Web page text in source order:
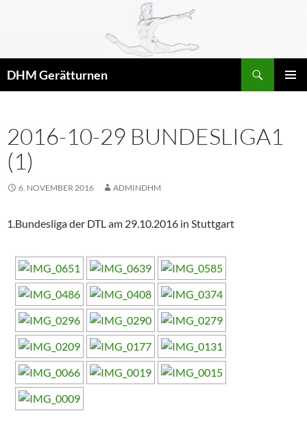
DHM Gerätturnen
2016-10-29 BUNDESLIGA1
(1)
6. NOVEMBER 2016 ADMINDHM
1.Bundesliga der DTL am 29.10.2016 in Stuttgart